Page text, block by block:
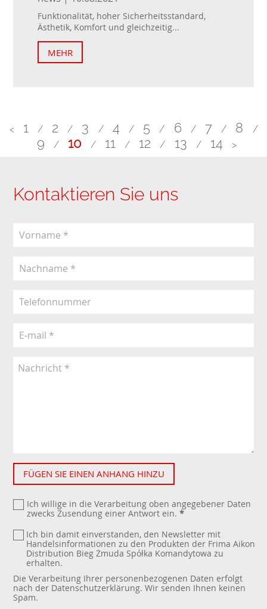
Funktionalität, hoher Sicherheitsstandard,
Ästhetik, Komfort und gleichzeitig...
MEHR
< 1 / 2 / 3 / 4 / 5 / 6 / 7 / 8 /
9 / 10 / 11 / 12 / 13 / 14 >
Kontaktieren Sie uns
FÜGEN SIE EINEN ANHANG HINZU
Ich willige in die Verarbeitung oben angegebener Daten
zwecks Zusendung einer Antwort ein. *
Ich bin damit einverstanden, den Newsletter mit
Handelsinformationen zu den Produkten der Frima Aikon
Distribution Bieg Żmuda Spółka Komandytowa zu
erhalten.
Die Verarbeitung Ihrer personenbezogenen Daten erfolgt
nach der Datenschutzerklärung. Wir senden Ihnen keinen
Spam.